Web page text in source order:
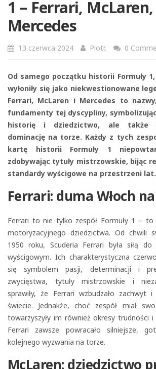
1 – Ferrari, McLaren,
Mercedes
13 czerwca 2024 Piotr. 0
Od samego początku historii Formuły
wyłoniły się jako niekwestionowane
Ferrari, McLaren i Mercedes to
fundamenty tej dyscypliny,
historię i dziedzictwo, ale także
dominację na torze. Każdy z tych
kartę historii Formuły 1
zdobywając tytuły mistrzowskie, bijąc
standardy wyścigowe na przestrzeni lat.
Ferrari: duma Włoch
Ferrari to nie tylko zespół Formuły 1 – to
motoryzacyjnego dziedzictwa. Od chwili
1950 roku, Scuderia Ferrari była siłą
wyścigowym. Ich charakterystyczna
się symbolem pasji, determinacji i
zwycięstwa, tytuły mistrzowskie i
sprawiły, że Ferrari wzbudzało zachwyt
świecie. Jednakże, choć zespół miał
towarzyszyły im również okresy trudności
Ferrari zawsze powracało silniejsze,
kolejnego wyzwania na torze.
McLaren: dziedzictwo